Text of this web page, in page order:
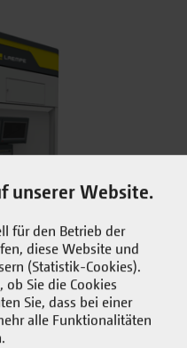
unserer Website.
für den Betrieb der
diese Website und
(Statistik-Cookies).
Sie die Cookies
Sie, dass bei einer
alle Funktionalitäten